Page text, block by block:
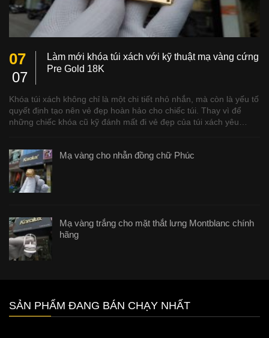
07
07
Làm mới khóa túi xách với kỹ thuật mạ vàng cứng
Pre Gold 18K
Khóa túi xách không chỉ là một chi tiết nhỏ nhắn, mà còn là yếu tố
quyết định tạo nên vẻ đẹp hoàn hảo cho chiếc túi. Thay vì để
những chiếc khóa cũ kỹ đánh mất đi vẻ đẹp của túi xách yêu…
Mạ vàng cho nhẫn đồng chữ Phúc
Mạ vàng trắng cho mặt thắt lưng Montblanc chính
hãng
SẢN PHẨM ĐANG BÁN CHẠY NHẤT